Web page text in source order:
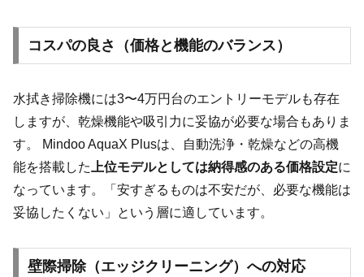
コスパの良さ（価格と機能のバランス）
水拭き掃除機には3〜4万円台のエントリーモデルも存在
しますが、乾燥機能や吸引力に妥協が必要な場合もありま
す。 Mindoo AquaX Plusは、自動洗浄・乾燥などの高機
能を搭載した
上位モデルとしては納得感のある価格設定に
なっています。「安すぎるものは不安だが、必要な機能は
妥協したくない」という層に適しています。
壁際掃除（エッジクリーニング）への対応